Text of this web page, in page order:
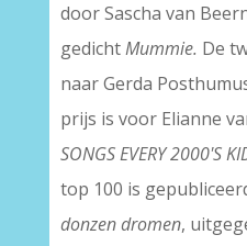
door Sascha van
gedichtMummie. De
naar Gerda
prijs is voor Elianne
SONGS EVERY 2000'S
top 100 is
donzen dromen,